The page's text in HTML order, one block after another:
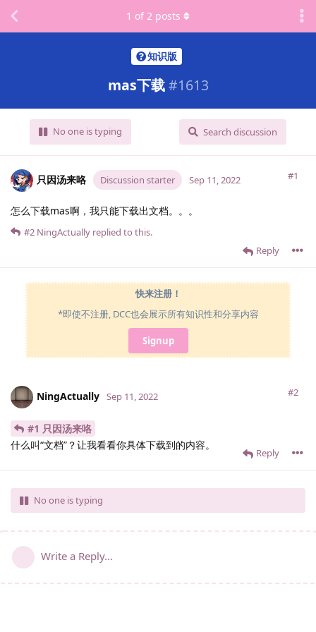
知识版
mas下载 #1613
No one is typing Search discussion
1 of 2 posts
只因汤来咯 Discussion starter #1
Sep 11, 2022
怎么下载mas啊，我只能下载出文档。。。
Reply
#2 NingActually replied to this.
快来注册！
*即使不注册, DCC也会展示所有知识性和分享内容
Signup
NingActually #2
Sep 11, 2022
#1 只因汤来咯
什么叫“文档”？让我看看你具体下载到的内容。
Reply
No one is typing
Write a Reply...